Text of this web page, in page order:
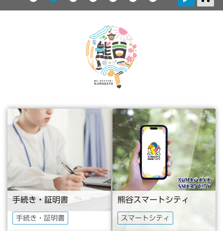
ト
ピ
ク
ス
手続き・証明書
手続き・証明書
熊谷スマートシティ
スマートシティ